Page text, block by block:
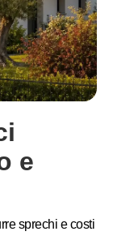
e
sprechi e costi